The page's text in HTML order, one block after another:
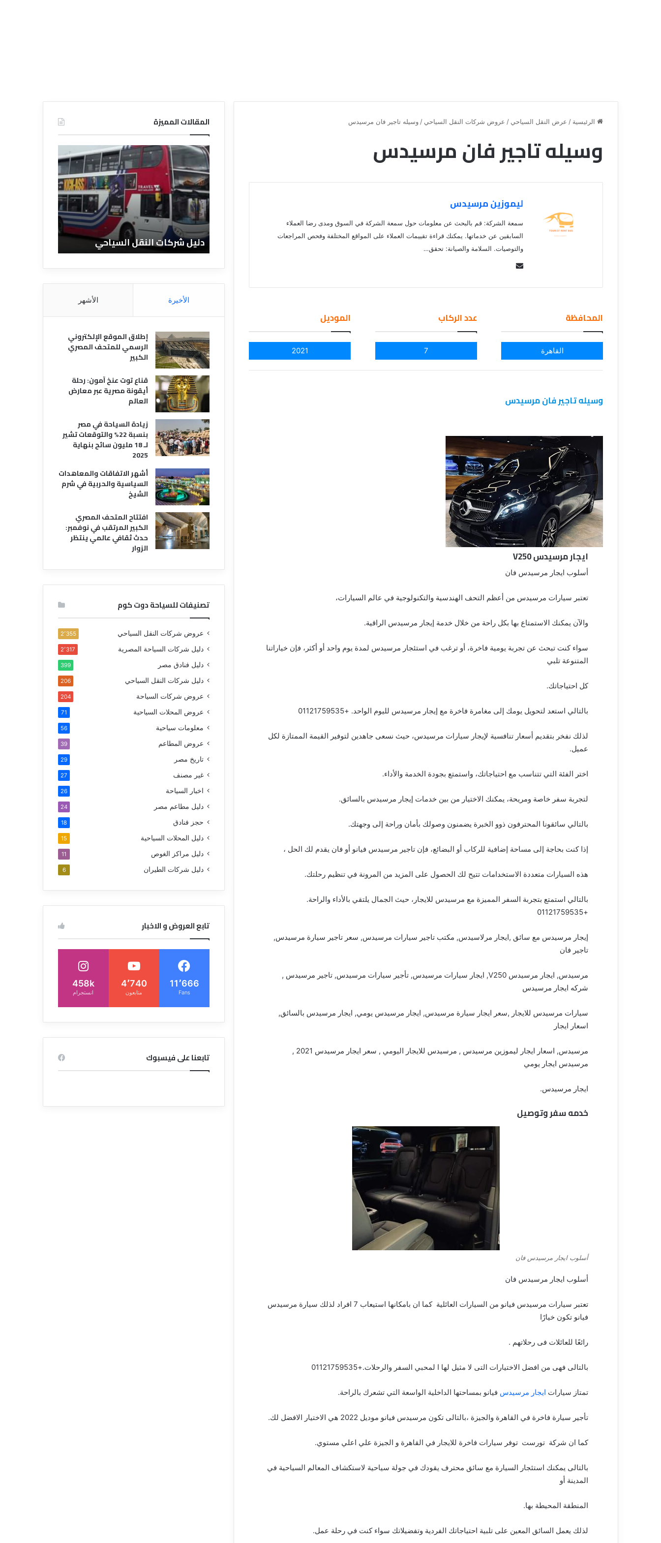
الرئيسية / عرض النقل السياحي / عروض شركات النقل السياحي / وسيله تاجير فان مرسيدس
وسيله تاجير فان مرسيدس
ليموزين مرسيدس
سمعة الشركة: قم بالبحث عن معلومات حول سمعة الشركة في السوق ومدى رضا العملاء
السابقين عن خدماتها. يمكنك قراءة تقييمات العملاء على المواقع المختلفة وفحص المراجعات
والتوصيات. السلامة والصيانة: تحقق…
المحافظة
القاهرة
عدد الركاب
7
الموديل
2021
وسيله تاجير فان مرسيدس
ايجار مرسيدس V250
أسلوب ايجار مرسيدس فان
تعتبر سيارات مرسيدس من أعظم التحف الهندسية والتكنولوجية في عالم السيارات،
والآن يمكنك الاستمتاع بها بكل راحة من خلال خدمة إيجار مرسيدس الراقية.
سواء كنت تبحث عن تجربة يومية فاخرة، أو ترغب في استئجار مرسيدس لمدة يوم واحد أو أكثر، فإن خياراتنا
المتنوعة تلبي
كل احتياجاتك.
بالتالي استعد لتحويل يومك إلى مغامرة فاخرة مع إيجار مرسيدس لليوم الواحد. +01121759535
لذلك نفخر بتقديم أسعار تنافسية لإيجار سيارات مرسيدس، حيث نسعى جاهدين لتوفير القيمة الممتازة لكل
عميل.
اختر الفئة التي تتناسب مع احتياجاتك، واستمتع بجودة الخدمة والأداء.
لتجربة سفر خاصة ومريحة، يمكنك الاختيار من بين خدمات إيجار مرسيدس بالسائق.
بالتالي سائقونا المحترفون ذوو الخبرة يضمنون وصولك بأمان وراحة إلى وجهتك.
إذا كنت بحاجة إلى مساحة إضافية للركاب أو البضائع، فإن تاجير مرسيدس فيانو أو فان يقدم لك الحل ،
هذه السيارات متعددة الاستخدامات تتيح لك الحصول على المزيد من المرونة في تنظيم رحلتك.
بالتالي استمتع بتجربة السفر المميزة مع مرسيدس للايجار، حيث الجمال يلتقي بالأداء والراحة.
+01121759535
إيجار مرسيدس مع سائق ,ايجار مرلاسيدس, مكتب تاجير سيارات مرسيدس, سعر تاجير سيارة مرسيدس,
تاجير فان
مرسيدس, ايجار مرسيدس V250, ايجار سيارات مرسيدس, تأجير سيارات مرسيدس, تاجير مرسيدس ,
شركه ايجار مرسيدس
سيارات مرسيدس للايجار ,سعر ايجار سيارة مرسيدس, ايجار مرسيدس يومي, ايجار مرسيدس بالسائق,
اسعار ايجار
مرسيدس, اسعار ايجار ليموزين مرسيدس , مرسيدس للايجار اليومي , سعر ايجار مرسيدس 2021 ,
مرسيدس ايجار يومي
ايجار مرسيدس.
خدمه سفر وتوصيل
أسلوب ايجار مرسيدس فان
أسلوب ايجار مرسيدس فان
تعتبر سيارات مرسيدس فيانو من السيارات العائلية كما ان بامكانها استيعاب 7 افراد لذلك سيارة مرسيدس
فيانو تكون خيارًا
رائعًا للعائلات فى رحلاتهم .
بالتالى فهى من افضل الاختيارات التى لا مثيل لها ا لمحبي السفر والرحلات.+01121759535
تمتاز سيارات ايجار مرسيدس فيانو بمساحتها الداخلية الواسعة التي تشعرك بالراحة.
تأجير سيارة فاخرة في القاهرة والجيزة ،بالتالى تكون مرسيدس فيانو موديل 2022 هي الاختيار الافضل لك.
كما ان شركة تورست توفر سيارات فاخرة للايجار في القاهرة و الجيزة علي اعلي مستوي.
بالتالى يمكنك استئجار السيارة مع سائق محترف يقودك في جولة سياحية لاستكشاف المعالم السياحية في
المدينة أو
المنطقة المحيطة بها.
لذلك يعمل السائق المعين على تلبية احتياجاتك الفردية وتفضيلاتك سواء كنت في رحلة عمل.
المقالات المميزة
ق
ن
ة
ل
ي
ا
ة
ف
ق
قناة للسياحة دوت كوم – عروض
الفنادق
ض
ا
ت
عروض شركات النقل السياحي
د
ل
ي
ل
ش
ر
ا
ت
ل
ل
س
ح
ي
دليل شركات النقل السياحي
م
ي
الأخيرة الأشهر
إطلاق الموقع الإلكتروني
الرسمي للمتحف المصري
الكبير
قناع توت عنخ آمون: رحلة
أيقونة مصرية عبر معارض
العالم
زيادة السياحة في مصر
بنسبة 22% والتوقعات تشير
لـ 18 مليون سائح بنهاية
2025
أشهر الاتفاقات والمعاهدات
السياسية والحربية في شرم
الشيخ
افتتاح المتحف المصري
الكبير المرتقب في نوفمبر:
حدث ثقافي عالمي ينتظر
الزوار
تصنيفات للسياحة دوت كوم
عروض شركات النقل السياحي 2٬355
دليل شركات السياحة المصرية 2٬317
دليل فنادق مصر 399
دليل شركات النقل السياحي 206
عروض شركات السياحة 204
عروض المحلات السياحية 71
معلومات سياحية 56
عروض المطاعم 39
تاريخ مصر 29
غير مصنف 27
اخبار السياحة 26
دليل مطاعم مصر 24
حجز فنادق 18
دليل المحلات السياحية 15
دليل مراكز الغوص 11
دليل شركات الطيران 6
تابع العروض و الاخبار
11٬666
Fans
4٬740
متابعون
458k
انستجرام
تابعنا على فيسبوك